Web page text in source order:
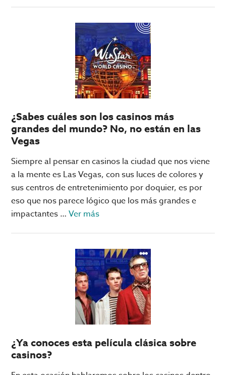
1930,
el
primer
mundial
de
la
¿Sabes cuáles son los casinos más
grandes del mundo? No, no están en las
Vegas
Siempre al pensar en casinos la ciudad que nos viene
a la mente es Las Vegas, con sus luces de colores y
sus centros de entretenimiento por doquier, es por
eso que nos parece lógico que los más grandes e
impactantes …Ver másacerca
cuáles
son
los
casinos
más
grandes
mundo?
¿Ya conoces esta película clásica sobre
casinos?